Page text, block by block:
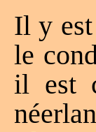
Il y
le
il est